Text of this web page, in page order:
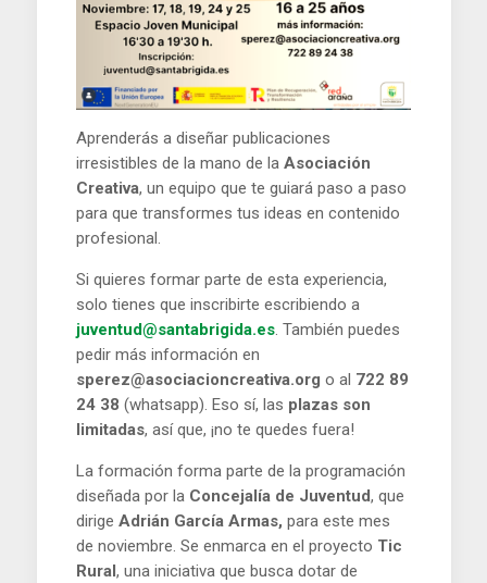
Aprenderás a diseñar publicaciones
irresistibles de la mano de laAsociación
Creativa, un equipo que te guiará paso a paso
para que transformes tus ideas en contenido
profesional.
Si quieres formar parte de esta experiencia,
solo tienes que inscribirte escribiendo a
juventud@santabrigida.es. También puedes
pedir más información en
sperez@asociacioncreativa.org o al 722 89
24 38 (whatsapp). Eso sí, las plazas son
limitadas, así que, ¡no te quedes fuera!
La formación forma parte de la programación
diseñada por la Concejalía de Juventud, que
dirigeAdrián García Armas, para este mes
de noviembre. Se enmarca en el proyecto Tic
Rural, una iniciativa que busca dotar de